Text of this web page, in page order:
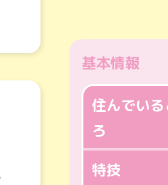
基本情報
住んでいる
ろ
特技